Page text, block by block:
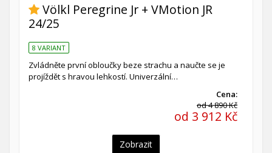
Völkl Peregrine Jr + VMotion JR
24/25
8 VARIANT
Zvládněte první obloučky beze strachu a naučte se je
projíždět s hravou lehkostí. Univerzální…
Cena:
od 4 890 Kč
od 3 912 Kč
Zobrazit